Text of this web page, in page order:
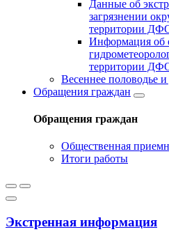
Данные об
загрязнении
территории
Информация об
территории
Весеннее половодье
Обращения граждан
Обращения граждан
Общественная
Итоги работы
Экстренная информация